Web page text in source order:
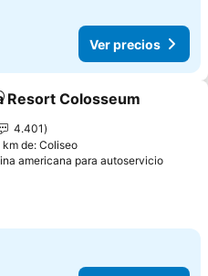
Ver precios
a favoritos
Resort Colosseum
4.401
km de: Coliseo
americana para autoservicio